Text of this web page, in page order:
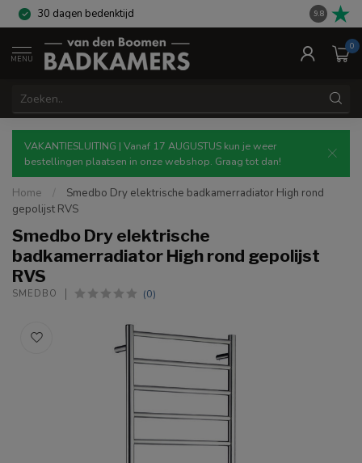
30 dagen bedenktijd Gratis
9.8
MENU
0
VAKANTIESLUITING | Vanaf 17 AUGUSTUS kun je weer
bestellingen plaatsen in onze webshop. Graag tot dan!
Home /
Smedbo Dry elektrische badkamerradiator High rond
gepolijst RVS
Smedbo Dry elektrische
badkamerradiator High rond gepolijst
RVS
SMEDBO (0)